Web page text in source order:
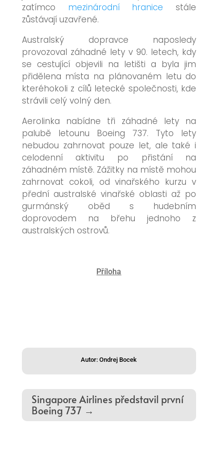
zatímco mezinárodní hranice stále
zůstávají uzavřené.
Australský dopravce naposledy
provozoval záhadné lety v 90. letech, kdy
se cestující objevili na letišti a byla jim
přidělena místa na plánovaném letu do
kteréhokoli z cílů letecké společnosti, kde
strávili celý volný den.
Aerolinka nabídne tři záhadné lety na
palubě letounu Boeing 737. Tyto lety
nebudou zahrnovat pouze let, ale také i
celodenní aktivitu po přistání na
záhadném místě. Zážitky na místě mohou
zahrnovat cokoli, od vinařského kurzu v
přední australské vinařské oblasti až po
gurmánský oběd s hudebním
doprovodem na břehu jednoho z
australských ostrovů.
Příloha
Autor: Ondrej Bocek
Singapore Airlines představil první
Boeing 737 →